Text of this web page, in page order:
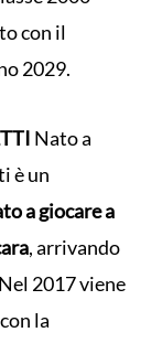
con il
2029.
Nato a
è un
a giocare a
, arrivando
2017 viene
la